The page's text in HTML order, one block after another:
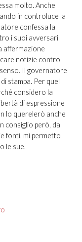
molto. Anche
in controluce la
confessa la
i suoi avversari
affermazione
notizie contro
Il governatore
stampa. Per quel
considero la
di espressione
lo querelerò anche
consiglio però, da
fonti, mi permetto
le sue.